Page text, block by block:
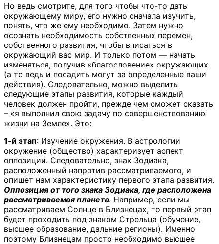
Но ведь смотрите, для того чтобы что-то дать
окружающему миру, его нужно сначала изучить,
понять, что же ему необходимо. Затем нужно
осознать необходимость собственных перемен,
собственного развития, чтобы вписаться в
окружающий вас мир. И только потом — начать
изменяться, получив «благословение» окружающих
(а то ведь и посадить могут за определенные ваши
действия). Следовательно, можно выделить
следующие этапы развития, которые каждый
человек должен пройти, прежде чем сможет сказать
– «я выполнил свою задачу по совершенствованию
жизни на Земле». Это:
1-й этап: Изучение окружения. В астрологии
окружение (общество) характеризует аспект
оппозиции. Следовательно, знак Зодиака,
расположенный напротив рассматриваемого, и
опишет нам характеристику первого этапа развития.
Оппозиция от того знака Зодиака, где расположена
рассматриваемая планета. Например, если мы
рассматриваем Солнце в Близнецах, то первый этап
будет проходить под знаком Стрельца (обучение,
высшее образование, дальние регионы). Именно
поэтому Близнецам просто необходимо высшее